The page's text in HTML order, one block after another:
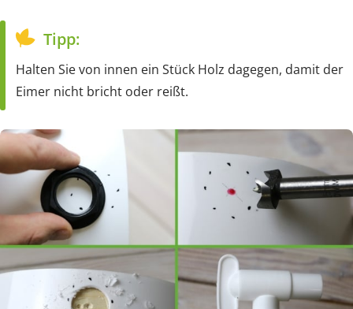
Tipp:
Halten Sie von innen ein Stück Holz dagegen, damit der
Eimer nicht bricht oder reißt.